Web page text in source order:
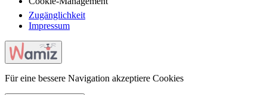
Zugänglichkeit
Impressum
Für eine bessere Navigation akzeptiere Cookies